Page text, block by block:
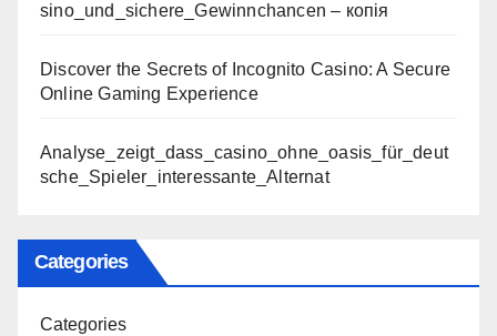
sino_und_sichere_Gewinnchancen – копія
Discover the Secrets of Incognito Casino: A Secure
Online Gaming Experience
Analyse_zeigt_dass_casino_ohne_oasis_für_deut
sche_Spieler_interessante_Alternat
Categories
Categories